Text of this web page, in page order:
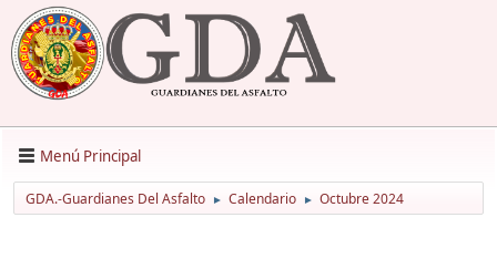
Menú Principal
GDA.-Guardianes Del Asfalto ► Calendario ► Octubre 2024